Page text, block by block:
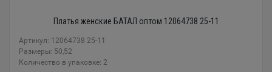
Платья женские БАТАЛ оптом 12064738 25-11
Артикул: 12064738 25-11
Размеры: 50,52
Количество в упаковке: 2